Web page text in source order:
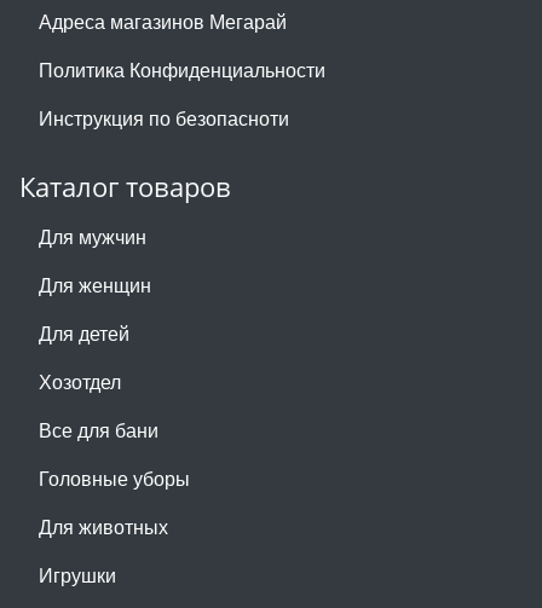
Адреса магазинов Мегарай
Политика Конфиденциальности
Инструкция по безопасноти
Каталог товаров
Для мужчин
Для женщин
Для детей
Хозотдел
Все для бани
Головные уборы
Для животных
Игрушки